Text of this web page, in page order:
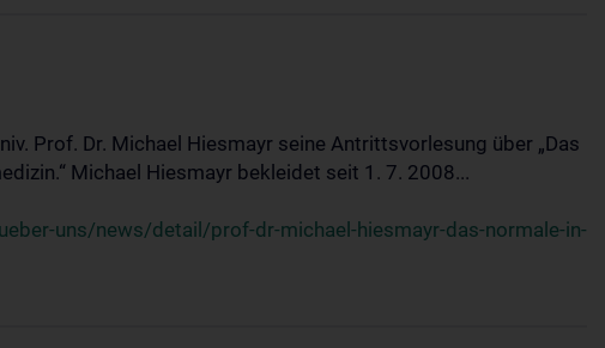
Prof. Dr. Michael Hiesmayr seine Antrittsvorlesung über „Das
Michael Hiesmayr bekleidet seit 1. 7. 2008...
uns/news/detail/prof-dr-michael-hiesmayr-das-normale-in-